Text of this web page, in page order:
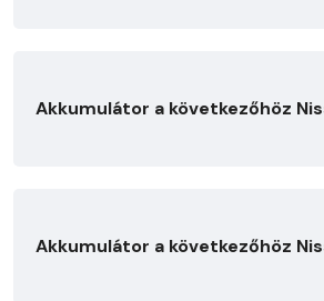
Akkumulátor a következőhöz
Akkumulátor a következőhöz